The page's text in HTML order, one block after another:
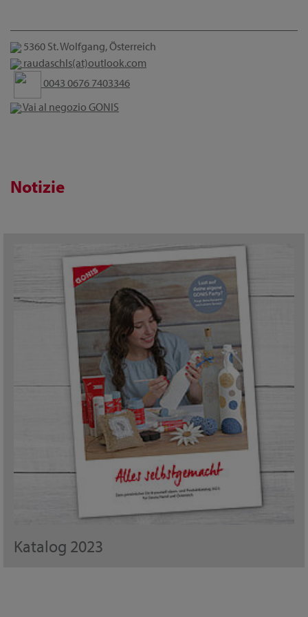
5360 St. Wolfgang, Österreich
raudaschls(at)outlook.com
0043 0676 7403346
Vai al negozio GONIS
Notizie
Katalog 2023